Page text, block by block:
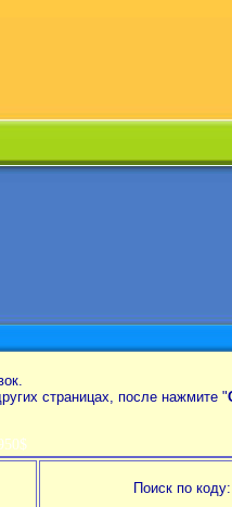
страницах, после нажмите "
Поиск по коду: